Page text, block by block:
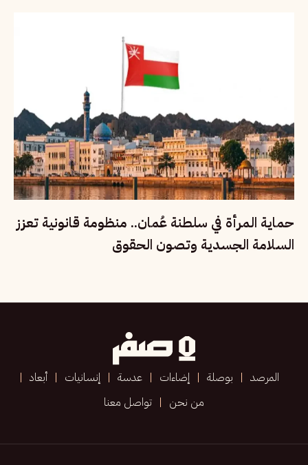
حماية المرأة في سلطنة عُمان.. منظومة قانونية تعزز
السلامة الجسدية وتصون الحقوق
المرصد بوصلة إضاءات عدسة إنسانيات
أبعاد
من نحن
تواصل معنا